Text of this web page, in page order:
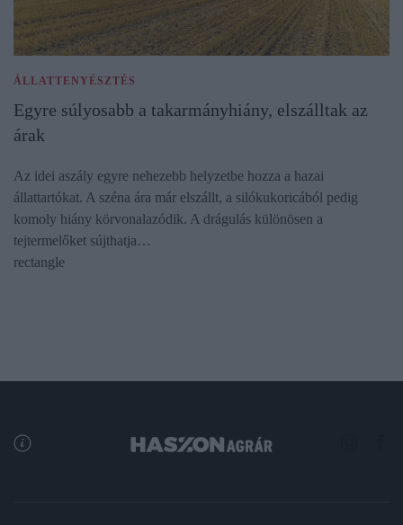
ÁLLATTENYÉSZTÉS
Egyre súlyosabb a takarmányhiány, elszálltak az
árak
Az idei aszály egyre nehezebb helyzetbe hozza a hazai
állattartókat. A széna ára már elszállt, a silókukoricából pedig
komoly hiány körvonalazódik. A drágulás különösen a
tejtermelőket sújthatja…
rectangle